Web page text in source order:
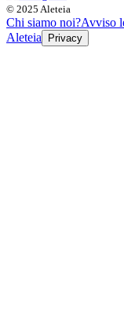
© 2025 Aleteia
Chi siamo noi?Avviso
Aleteia
Privacy